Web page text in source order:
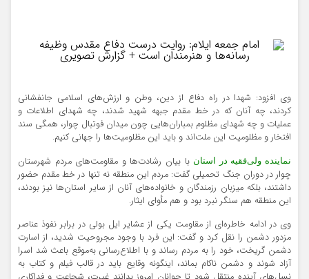
وی افزود: شهدا در راه دفاع از دین، وطن و ارزش‌های اسلامی جانفشانی
کردند، چه آنان که در خط مقدم جبهه شهید شدند، چه شهدای اطلاعات و
عملیات و چه شهدای مظلوم بمباران‌هایی چون میدان فوتبال چوار، همگی سند
افتخار و مظلومیت این ملت‌اند و باید این مظلومیت‌ها را جهانی کنیم.
نماینده ولی‌فقیه در استان با بیان رشادت‌ها و مقاومت‌های مردم شهرستان
چوار در دوران جنگ تحمیلی گفت: مردم این منطقه نه تنها در خط مقدم حضور
داشتند، بلکه میزبان رزمندگان و خانواده‌های آنان از سایر استان‌ها نیز بودند،
این منطقه هم سنگر نبرد بود و هم مأوای ایثار.
وی در ادامه خاطره‌ای از مقاومت یکی از عشایر ایل بولی در برابر نفوذ عناصر
مزدور دشمن را نقل کرد و گفت: این فرد با وجود مجروحیت شدید، از اسارت
دشمن گریخت، خود را به مردم رساند و با اطلاع‌رسانی به‌موقع باعث شد اسرا
آزاد شوند و دشمن ناکام بماند، اینگونه وقایع باید در قالب فیلم و کتاب به